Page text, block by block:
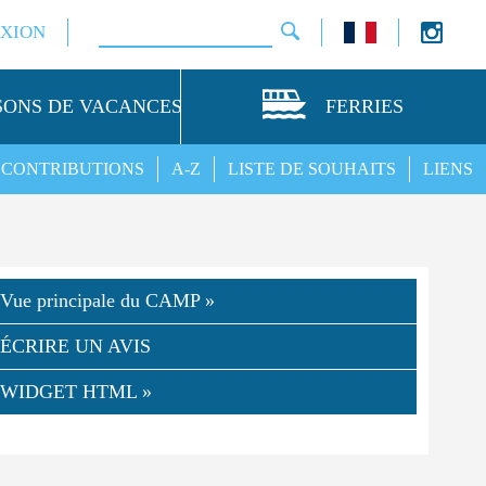
DE VACANCES FERRIES
LIENS
LISTE DE SOUHAITS
A-Z
CONTRIBUTIONS
Vue principale du CAMP »
ÉCRIRE UN AVIS
WIDGET HTML »